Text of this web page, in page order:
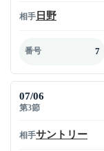
相手 日野
番号 7
07/06
第3節
相手サントリー